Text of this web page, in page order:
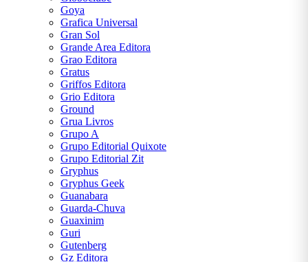
Goya
Grafica Universal
Gran Sol
Grande Area Editora
Grao Editora
Gratus
Griffos Editora
Grio Editora
Ground
Grua Livros
Grupo A
Grupo Editorial Quixote
Grupo Editorial Zit
Gryphus
Gryphus Geek
Guanabara
Guarda-Chuva
Guaxinim
Guri
Gutenberg
Gz Editora